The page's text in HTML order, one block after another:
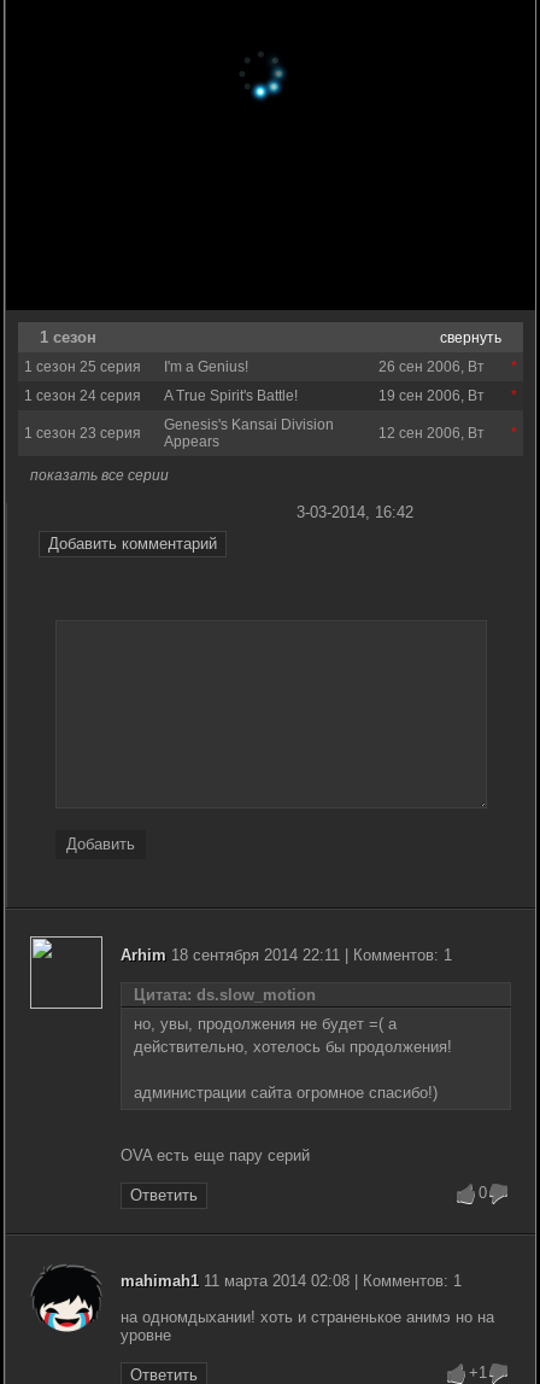
1 сезон
свернуть
1 сезон 25 серия
I'm a Genius!
26 сен 2006, Вт
1 сезон 24 серия
A True Spirit's Battle! 19 сен 2006, Вт
1 сезон 23 серия
Genesis's Kansai Division
Appears
12 сен 2006, Вт
показать все серии
Добавить комментарий
3-03-2014, 16:42
Добавить
Arhim 18 сентября 2014 22:11 | Комментов: 1
Цитата: ds.slow_motion
но, увы, продолжения не будет =( а
действительно, хотелось бы продолжения!
администрации сайта огромное спасибо!)
OVA есть еще пару серий
Ответить 0
mahimah1 11 марта 2014 02:08 | Комментов: 1
на одномдыхании! хоть и страненькое анимэ но на
уровне
Ответить +1